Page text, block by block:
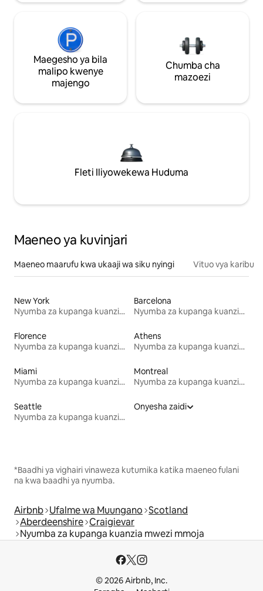
Maegesho ya bila
malipo kwenye
majengo
Chumba cha
mazoezi
Fleti Iliyowekewa Huduma
Maeneo ya kuvinjari
Maeneo maarufu kwa ukaaji wa siku nyingi Vituo vya karibu
New York
Nyumba za kupanga kuanzia mwezi mmoja
Barcelona
Nyumba za kupanga kuanzia mwezi mmoja
Florence
Nyumba za kupanga kuanzia mwezi mmoja
Athens
Nyumba za kupanga kuanzia mwezi mmoja
Miami
Nyumba za kupanga kuanzia mwezi mmoja
Montreal
Nyumba za kupanga kuanzia mwezi mmoja
Seattle
Nyumba za kupanga kuanzia mwezi mmoja
Onyesha zaidi
*Baadhi ya vighairi vinaweza kutumika katika maeneo fulani
na kwa baadhi ya nyumba.
Airbnb Ufalme wa Muungano Scotland
Aberdeenshire Craigievar
Nyumba za kupanga kuanzia mwezi mmoja
© 2026 Airbnb, Inc.